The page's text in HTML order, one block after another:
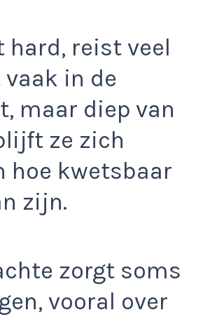
hard, reist veel
in de
maar diep van
ze zich
hoe kwetsbaar
zijn.
zorgt soms
vooral over